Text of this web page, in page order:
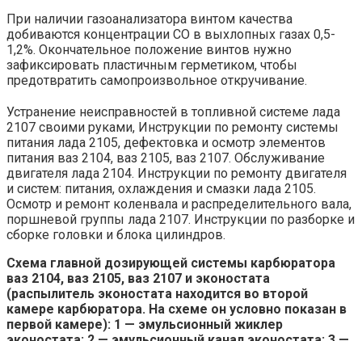
При наличии газоанализатора винтом качества
добиваются концентрации СО в выхлопных газах 0,5-
1,2%. Окончательное положение винтов нужно
зафиксировать пластичным герметиком, чтобы
предотвратить самопроизвольное откручивание.
Устранение неисправностей в топливной системе лада
2107 своими руками, Инструкции по ремонту системы
питания лада 2105, дефектовка и осмотр элементов
питания ваз 2104, ваз 2105, ваз 2107. Обслуживание
двигателя лада 2104. Инструкции по ремонту двигателя
и систем: питания, охлаждения и смазки лада 2105.
Осмотр и ремонт коленвала и распределительного вала,
поршневой группы лада 2107. Инструкции по разборке и
сборке головки и блока цилиндров.
Схема главной дозирующей системы карбюратора
ваз 2104, ваз 2105, ваз 2107 и эконостата
(распылитель эконостата находится во второй
камере карбюратора. На схеме он условно показан в
первой камере): 1 — эмульсионный жиклер